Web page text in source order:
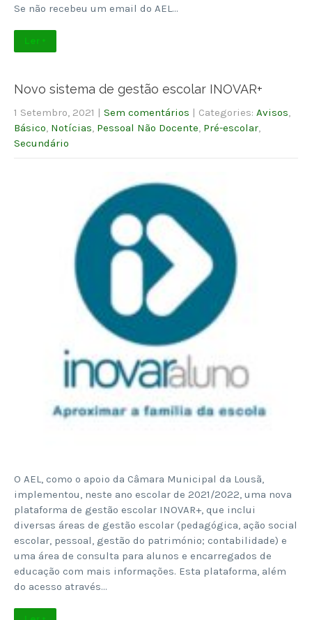
Se não recebeu um email do AEL…
Ler +
Novo sistema de gestão escolar INOVAR+
1 Setembro, 2021 | Sem comentários | Categories: Avisos
Básico Notícias Pessoal Não Docente Pré-escolar
Secundário
O AEL, como o apoio da Câmara Municipal da Lousã,
implementou, neste ano escolar de 2021/2022, uma nova
plataforma de gestão escolar INOVAR+, que inclui
diversas áreas de gestão escolar (pedagógica, ação social
escolar, pessoal, gestão do património; contabilidade) e
uma área de consulta para alunos e encarregados de
educação com mais informações. Esta plataforma, além
do acesso através…